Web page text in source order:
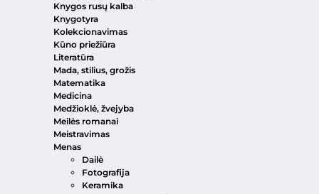
Knygos rusų kalba
Knygotyra
Kolekcionavimas
Kūno priežiūra
Literatūra
Mada, stilius, grožis
Matematika
Medicina
Medžioklė, žvejyba
Meilės romanai
Meistravimas
Menas
Dailė
Fotografija
Keramika